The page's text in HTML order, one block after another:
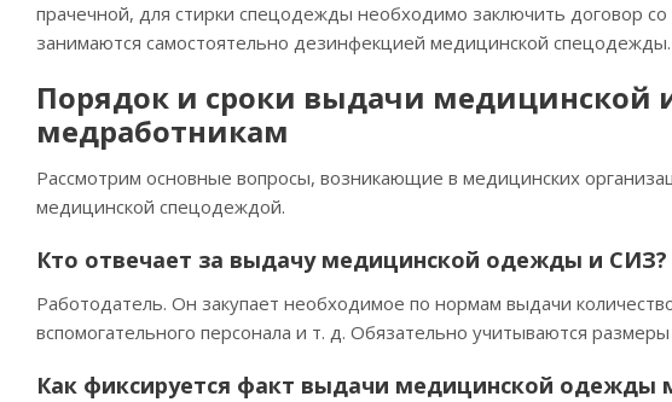
прачечной, для стирки спецодежды необходимо заключить договор
занимаются самостоятельно дезинфекцией медицинской спецодежды.
Порядок и сроки выдачи медицинской
медработникам
Рассмотрим основные вопросы, возникающие в медицинских
медицинской спецодеждой.
Кто отвечает за выдачу медицинской одежды и СИЗ?
Работодатель. Он закупает необходимое по нормам выдачи
вспомогательного персонала и т. д. Обязательно учитываются
Как фиксируется факт выдачи медицинской одежды